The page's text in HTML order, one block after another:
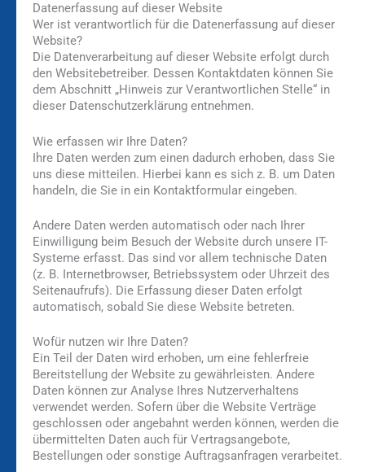
Datenerfassung auf dieser Website
Wer ist verantwortlich für die Datenerfassung auf dieser
Website?
Die Datenverarbeitung auf dieser Website erfolgt durch
den Websitebetreiber. Dessen Kontaktdaten können Sie
dem Abschnitt „Hinweis zur Verantwortlichen Stelle“ in
dieser Datenschutzerklärung entnehmen.
Wie erfassen wir Ihre Daten?
Ihre Daten werden zum einen dadurch erhoben, dass Sie
uns diese mitteilen. Hierbei kann es sich z. B. um Daten
handeln, die Sie in ein Kontaktformular eingeben.
Andere Daten werden automatisch oder nach Ihrer
Einwilligung beim Besuch der Website durch unsere IT-
Systeme erfasst. Das sind vor allem technische Daten
(z. B. Internetbrowser, Betriebssystem oder Uhrzeit des
Seitenaufrufs). Die Erfassung dieser Daten erfolgt
automatisch, sobald Sie diese Website betreten.
Wofür nutzen wir Ihre Daten?
Ein Teil der Daten wird erhoben, um eine fehlerfreie
Bereitstellung der Website zu gewährleisten. Andere
Daten können zur Analyse Ihres Nutzerverhaltens
verwendet werden. Sofern über die Website Verträge
geschlossen oder angebahnt werden können, werden die
übermittelten Daten auch für Vertragsangebote,
Bestellungen oder sonstige Auftragsanfragen verarbeitet.